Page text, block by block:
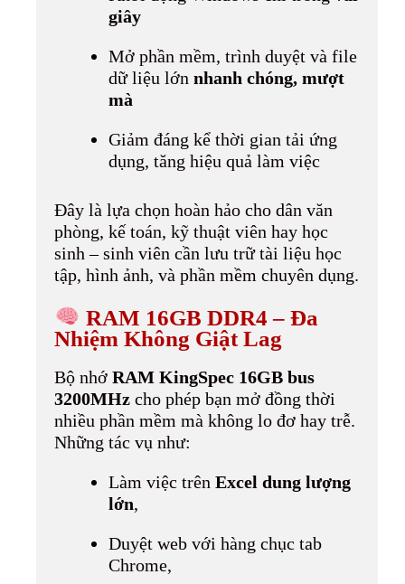
giây
Mở phần mềm, trình duyệt và file
dữ liệu lớn nhanh chóng, mượt
mà
Giảm đáng kể thời gian tải ứng
dụng, tăng hiệu quả làm việc
Đây là lựa chọn hoàn hảo cho dân văn
phòng, kế toán, kỹ thuật viên hay học
sinh – sinh viên cần lưu trữ tài liệu học
tập, hình ảnh, và phần mềm chuyên dụng.
RAM 16GB DDR4 – Đa
Nhiệm Không Giật Lag
Bộ nhớ RAM KingSpec 16GB bus
3200MHz cho phép bạn mở đồng thời
nhiều phần mềm mà không lo đơ hay trễ.
Những tác vụ như:
Làm việc trên Excel dung lượng
lớn,
Duyệt web với hàng chục tab
Chrome,